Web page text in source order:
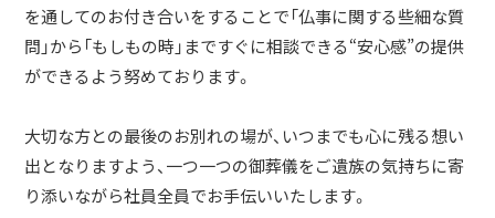
を通してのお付き合いをすることで「仏事に関する些細な質
問」から「もしもの時」まですぐに相談できる“安心感”の提供
ができるよう努めております。
大切な方との最後のお別れの場が、いつまでも心に残る想い
出となりますよう、一つ一つの御葬儀をご遺族の気持ちに寄
り添いながら社員全員でお手伝いいたします。